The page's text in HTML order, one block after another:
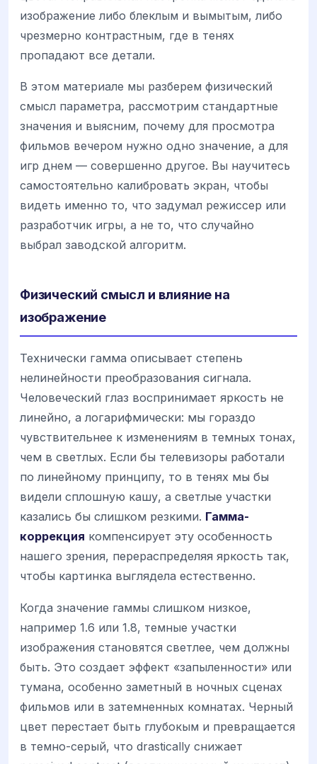
изображение либо блеклым и вымытым, либо
чрезмерно контрастным, где в тенях
пропадают все детали.
В этом материале мы разберем физический
смысл параметра, рассмотрим стандартные
значения и выясним, почему для просмотра
фильмов вечером нужно одно значение, а для
игр днем — совершенно другое. Вы научитесь
самостоятельно калибровать экран, чтобы
видеть именно то, что задумал режиссер или
разработчик игры, а не то, что случайно
выбрал заводской алгоритм.
Физический смысл и влияние на
изображение
Технически гамма описывает степень
нелинейности преобразования сигнала.
Человеческий глаз воспринимает яркость не
линейно, а логарифмически: мы гораздо
чувствительнее к изменениям в темных тонах,
чем в светлых. Если бы телевизоры работали
по линейному принципу, то в тенях мы бы
видели сплошную кашу, а светлые участки
казались бы слишком резкими. Гамма-
коррекция компенсирует эту особенность
нашего зрения, перераспределяя яркость так,
чтобы картинка выглядела естественно.
Когда значение гаммы слишком низкое,
например 1.6 или 1.8, темные участки
изображения становятся светлее, чем должны
быть. Это создает эффект «запыленности» или
тумана, особенно заметный в ночных сценах
фильмов или в затемненных комнатах. Черный
цвет перестает быть глубокым и превращается
в темно-серый, что drastically снижает